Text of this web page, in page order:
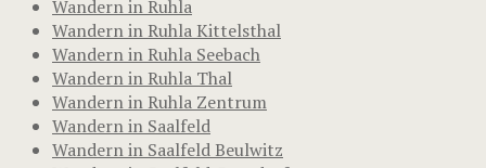
Wandern in Ruhla
Wandern in Ruhla Kittelsthal
Wandern in Ruhla Seebach
Wandern in Ruhla Thal
Wandern in Ruhla Zentrum
Wandern in Saalfeld
Wandern in Saalfeld Beulwitz